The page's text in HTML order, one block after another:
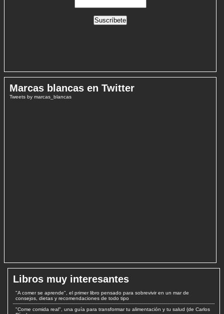
Marcas blancas en Twitter
Tweets by marcas_blancas
Libros muy interesantes
"A comer se aprende", el primer libro pensado para sobrevivir en un mar de
consejos, dietas y recomendaciones de todo tipo
"Come comida real", una guía para transformar tu alimentación y tu salud (de Carlos